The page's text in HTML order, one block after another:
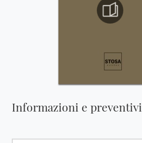
Informazioni e preventivi